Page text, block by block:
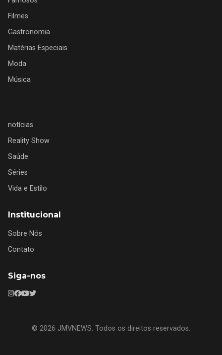
Filmes
Gastronomia
Matérias Especiais
Moda
Música
notícias
Reality Show
Saúde
Séries
Vida e Estilo
Institucional
Sobre Nós
Contato
Siga-nos
© 2026 JMVNEWS. Todos os direitos reservados.